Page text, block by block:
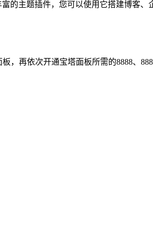
的主题插件，您可以使用它搭建博客、
，再依次开通宝塔面板所需的8888、